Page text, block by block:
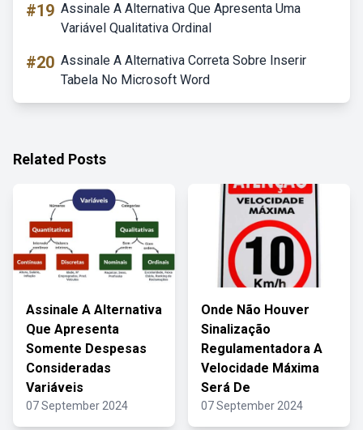
#19 Assinale A Alternativa Que Apresenta Uma
Variável Qualitativa Ordinal
#20 Assinale A Alternativa Correta Sobre Inserir
Tabela No Microsoft Word
Related Posts
Assinale A Alternativa
Que Apresenta
Somente Despesas
Consideradas
Variáveis
07 September 2024
Onde Não Houver
Sinalização
Regulamentadora A
Velocidade Máxima
Será De
07 September 2024